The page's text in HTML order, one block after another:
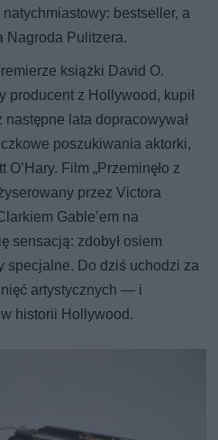
bestseller, a
Nagroda Pulitzera.
książki David O.
producent z Hollywood, kupił
lata dopracowywał
poszukiwania aktorki,
Film „Przeminęło z
przez Victora
Gable’em na
sensacją: zdobył osiem
specjalne. Do dziś uchodzi za
artystycznych — i
historii Hollywood.